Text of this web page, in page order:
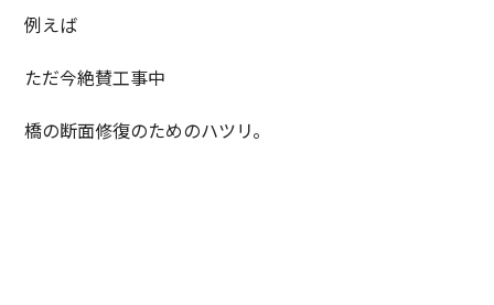
例えば
ただ今絶賛工事中
橋の断面修復のためのハツリ。